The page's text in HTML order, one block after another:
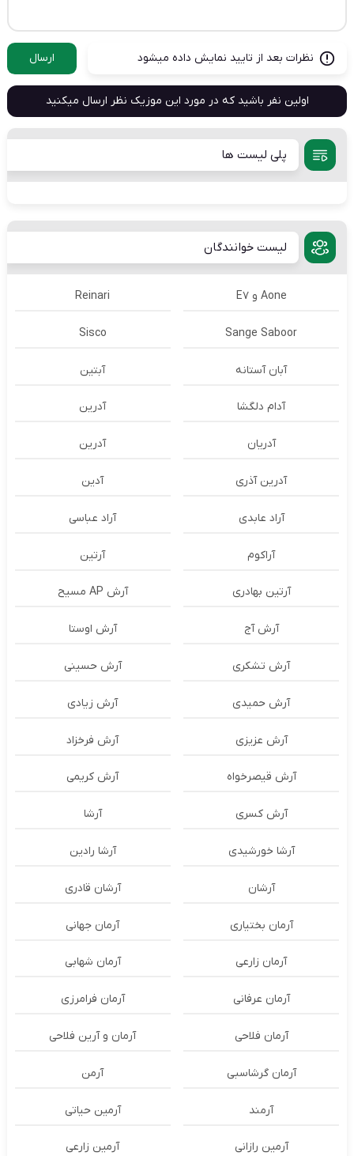
نظرات بعد از تایید نمایش داده میشود ارسال
اولین نفر باشید که در مورد این موزیک نظر ارسال میکنید
پلی لیست ها
لیست خوانندگان
Aone و E7 Reinari
Sange Saboor
Sisco
آبان آستانه آبتین
آدام دلگشا آدرين
آدریان آدرین
آدرین آذری آدین
آراد عابدی آراد عباسی
آراکوم آرتین
آرتین بهادری آرش AP مسیح
آرش آج آرش اوستا
آرش تشکری آرش حسینی
آرش حمیدی آرش زیادی
آرش عزیزی آرش فرخزاد
آرش قیصرخواه آرش کریمی
آرش کسری آرشا
آرشا خورشیدی آرشا رادین
آرشان آرشان قادری
آرمان بختیاری آرمان جهانی
آرمان زارعی آرمان شهابی
آرمان عرفانی آرمان فرامرزی
آرمان فلاحی آرمان و آرین فلاحی
آرمان گرشاسبی آرمن
آرمند آرمین حیاتی
آرمین رازانی آرمین زارعی